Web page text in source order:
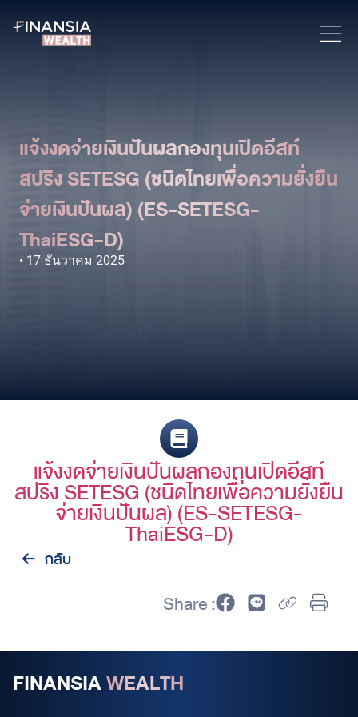
แจ้งงดจ่ายเงินปันผลกองทุนเปิดอีสท์
สปริง SETESG (ชนิดไทยเพื่อความยั่งยืน
จ่ายเงินปันผล) (ES-SETESG-
ThaiESG-D)
17 ธันวาคม 2025
แจ้งงดจ่ายเงินปันผลกองทุนเปิดอีสท์
สปริง SETESG (ชนิดไทยเพื่อความยั่งยืน
จ่ายเงินปันผล) (ES-SETESG-
ThaiESG-D)
กลับ
Share :
FINANSIAWEALTH